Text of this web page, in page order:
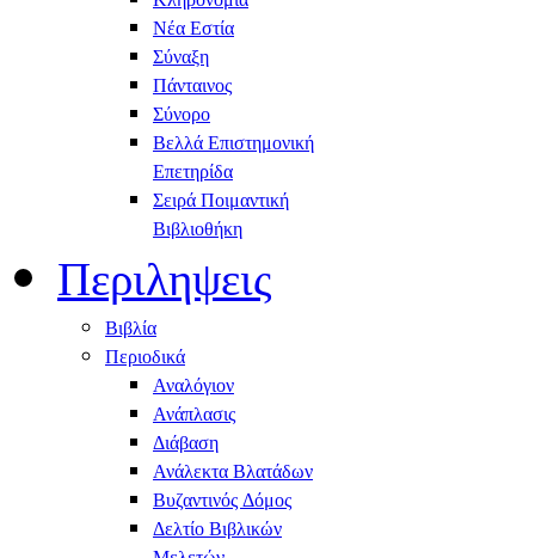
Νέα Εστία
Σύναξη
Πάνταινος
Σύνορο
Βελλά Επιστημονική
Επετηρίδα
Σειρά Ποιμαντική
Βιβλιοθήκη
Περιληψεις
Βιβλία
Περιοδικά
Αναλόγιον
Ανάπλασις
Διάβαση
Ανάλεκτα Βλατάδων
Βυζαντινός Δόμος
Δελτίο Βιβλικών